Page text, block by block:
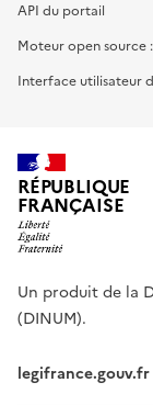
API du portail
Moteur open source
Interface utilisateur
RÉPUBLIQUE
FRANÇAISE
Un produit de la
(DINUM).
legifrance.gouv.fr